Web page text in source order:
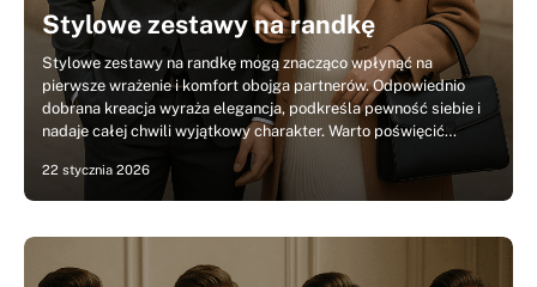
Stylowe zestawy na randkę
Stylowe zestawy na randkę mogą znacząco wpłynąć na
pierwsze wrażenie i komfort obojga partnerów. Odpowiednio
dobrana kreacja wyraża elegancja, podkreśla pewność siebie i
nadaje całej chwili wyjątkowy charakter. Warto poświęcić…
22 stycznia 2026